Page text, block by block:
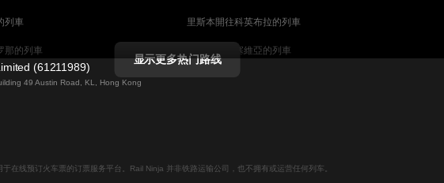
列車 里斯本開往科英布拉的列車
那的列車 馬德里開往塞維亞的列車
里的列車
市的列車 首爾開往大邱廣域市的列車
显示更多热门路线
(61211989)
49 Austin Road, KL, Hong Kong
于在线预订火车票的订票服务平台。Rail Ninja 并非铁路运输公司，也不拥有或运营任何列车。